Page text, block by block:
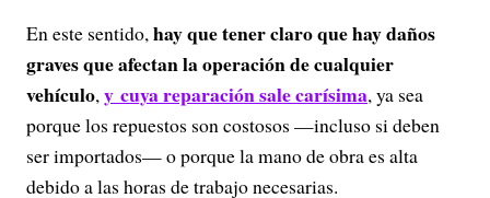
En este sentido,hay que tener claro que hay daños
graves que afectan la operación de cualquier
vehículo,y cuya reparación sale carísima, ya sea
porque los repuestos son costosos —incluso si deben
ser importados— o porque la mano de obra es alta
debido a las horas de trabajo necesarias.